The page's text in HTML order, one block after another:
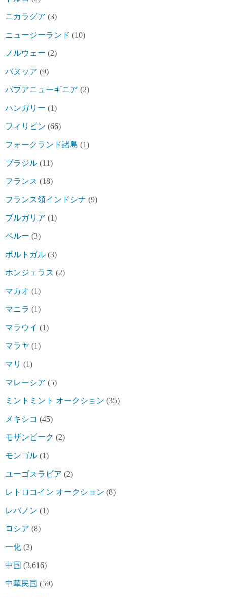
ニカラグア (3)
ニュージーランド (10)
ノルウェー (2)
バヌッア (9)
パプアニューギニア (2)
ハンガリー (1)
フィリピン (66)
フォークランド諸島 (1)
ブラジル (11)
フランス (18)
フランス領インドシナ (9)
ブルガリア (1)
ペルー (3)
ポルトガル (3)
ホンジェラス (2)
マカオ (1)
マニラ (1)
マラウイ (1)
マラヤ (1)
マリ (1)
マレーシア (5)
ミントミント オークション (35)
メキシコ (45)
モザンビーク (2)
モンゴル (1)
ユーゴスラビア (2)
レトロコイン オークション (8)
レバノン (1)
ロシア (8)
一化 (3)
中国 (3,616)
中華民国 (59)